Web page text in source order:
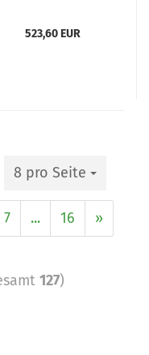
523,60 EUR
8 pro Seite
7 ... 16 »
127)